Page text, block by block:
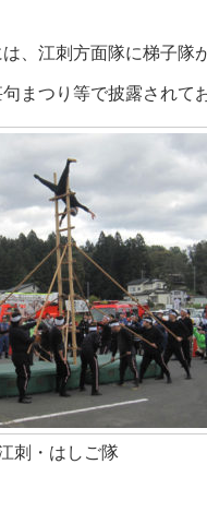
、江刺方面隊に梯子隊
まつり等で披露されて
刺・はしご隊